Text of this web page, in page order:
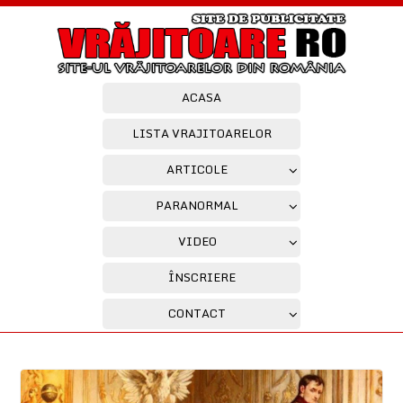
ACASA
LISTA VRAJITOARELOR
ARTICOLE
PARANORMAL
VIDEO
ÎNSCRIERE
CONTACT